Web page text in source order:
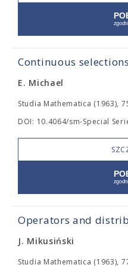
Continuous
E. Michael
Studia Mathematica (1963),
DOI: 10.4064/sm-Special
Operators and
J. Mikusiński
Studia Mathematica (1963),